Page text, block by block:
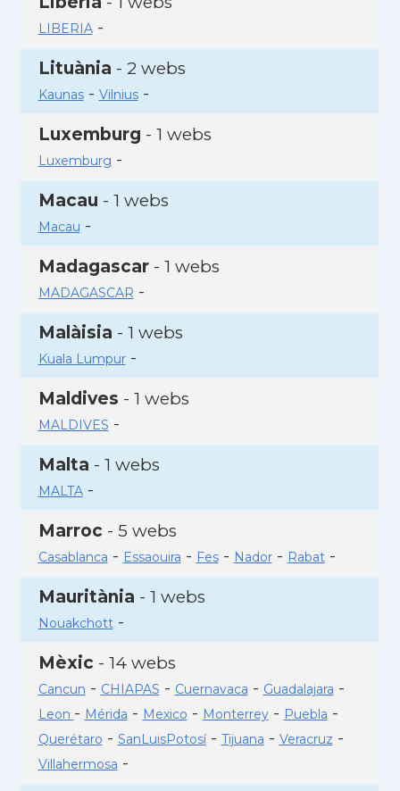
LIBERIA-
Lituània - 2 webs
Kaunas- Vilnius-
Luxemburg - 1 webs
Luxemburg -
Macau - 1 webs
Macau -
Madagascar- 1 webs
MADAGASCAR -
Malàisia - 1 webs
Kuala Lumpur-
Maldives - 1 webs
MALDIVES -
Malta - 1 webs
MALTA-
Marroc - 5 webs
Casablanca - Essaouira - Fes- Nador- Rabat-
Mauritània - 1 webs
Nouakchott-
Mèxic - 14 webs
Cancun - CHIAPAS - Cuernavaca - Guadalajara -
Leon - Mérida - Mexico - Monterrey- Puebla -
Querétaro - SanLuisPotosí- Tijuana - Veracruz -
Villahermosa -